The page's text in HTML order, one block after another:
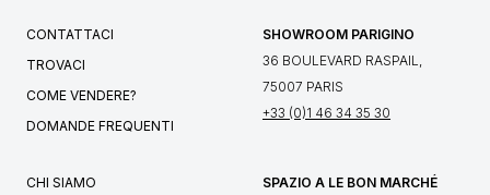
CONTATTACI
TROVACI
COME VENDERE?
DOMANDE FREQUENTI
SHOWROOM PARIGINO
36 BOULEVARD RASPAIL,
75007 PARIS
+33 (0)1 46 34 35 30
CHI SIAMO
SPAZIO A LE BON MARCHÉ